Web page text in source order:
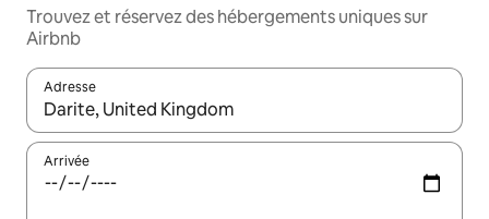
Trouvez et réservez des hébergements uniques sur
Airbnb
Adresse
Lorsque les résultats s'affichent, utilisez les flèches vers le
Arrivée